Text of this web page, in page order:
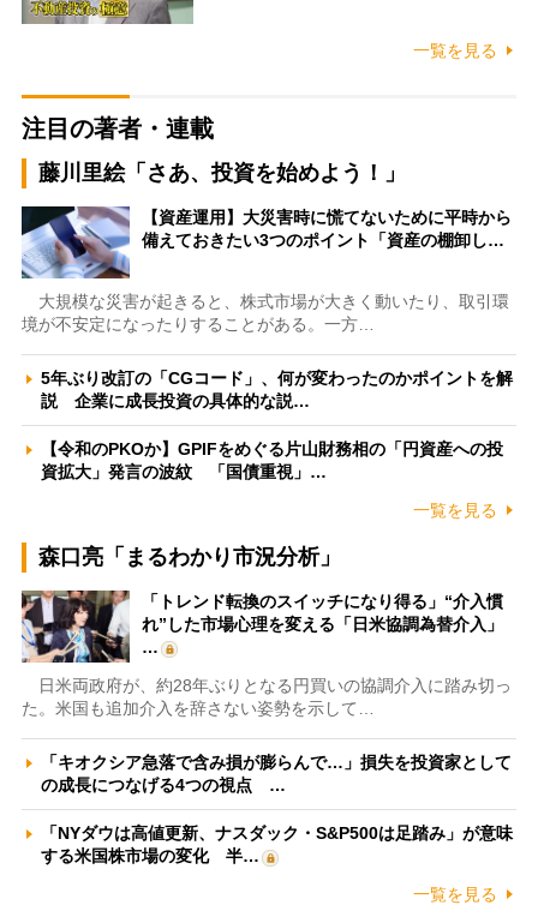
一覧を見る
注目の著者・連載
藤川里絵「さあ、投資を始めよう！」
【資産運用】大災害時に慌てないために平時から
備えておきたい3つのポイント「資産の棚卸し…
大規模な災害が起きると、株式市場が大きく動いたり、取引環
境が不安定になったりすることがある。一方…
5年ぶり改訂の「CGコード」、何が変わったのかポイントを解
説 企業に成長投資の具体的な説…
【令和のPKOか】GPIFをめぐる片山財務相の「円資産への投
資拡大」発言の波紋 「国債重視」…
一覧を見る
森口亮「まるわかり市況分析」
「トレンド転換のスイッチになり得る」“介入慣
れ”した市場心理を変える「日米協調為替介入」
…
日米両政府が、約28年ぶりとなる円買いの協調介入に踏み切っ
た。米国も追加介入を辞さない姿勢を示して…
「キオクシア急落で含み損が膨らんで…」損失を投資家として
の成長につなげる4つの視点 …
「NYダウは高値更新、ナスダック・S&P500は足踏み」が意味
する米国株市場の変化 半…
一覧を見る